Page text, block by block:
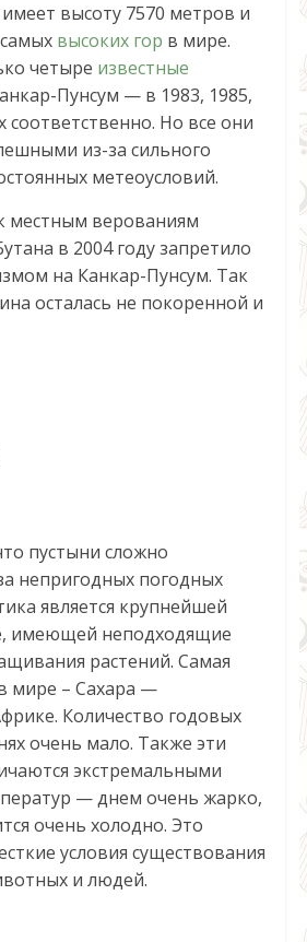
имеет высоту 7570 метров и
высоких гор в мире.
четыре известные
Пунсум — в 1983, 1985,
соответственно. Но все они
из-за сильного
метеоусловий.
местным верованиям
в 2004 году запретило
на Канкар-Пунсум. Так
осталась не покоренной и
пустыни сложно
непригодных погодных
является крупнейшей
имеющей неподходящие
растений. Самая
мире – Сахара —
Количество годовых
очень мало. Также эти
экстремальными
— днем очень жарко,
очень холодно. Это
условия существования
и людей.